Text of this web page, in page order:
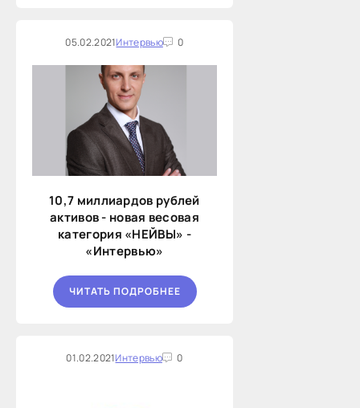
05.02.2021Интервью 0
10,7 миллиардов рублей
активов - новая весовая
категория «НЕЙВЫ» -
«Интервью»
ЧИТАТЬ ПОДРОБНЕЕ
01.02.2021Интервью 0